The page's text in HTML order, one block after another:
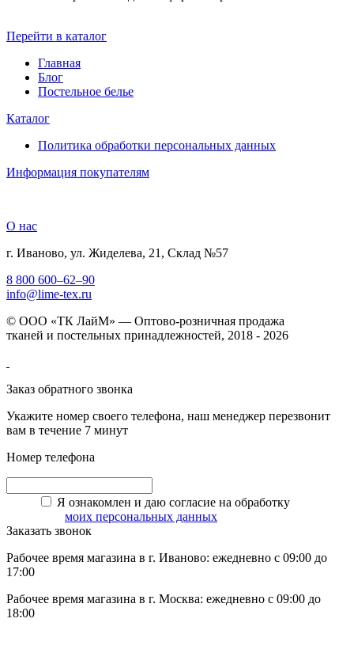
Перейти в каталог
Главная
Блог
Постельное белье
Каталог
Политика обработки персональных данных
Информация покупателям
О нас
г. Иваново, ул. Жиделева, 21, Склад №57
8 800 600–62–90
info@lime-tex.ru
© ООО «ТК ЛайМ» — Оптово-розничная продажа
тканей и постельных принадлежностей, 2018 - 2026
Заказ обратного звонка
Укажите номер своего телефона, наш менеджер перезвонит
вам в течение 7 минут
Номер телефона
Я ознакомлен и даю согласие на обработку
моих персональных данных
Заказать звонок
Рабочее время магазина в г. Иваново: ежедневно с 09:00 до
17:00
Рабочее время магазина в г. Москва: ежедневно с 09:00 до
18:00